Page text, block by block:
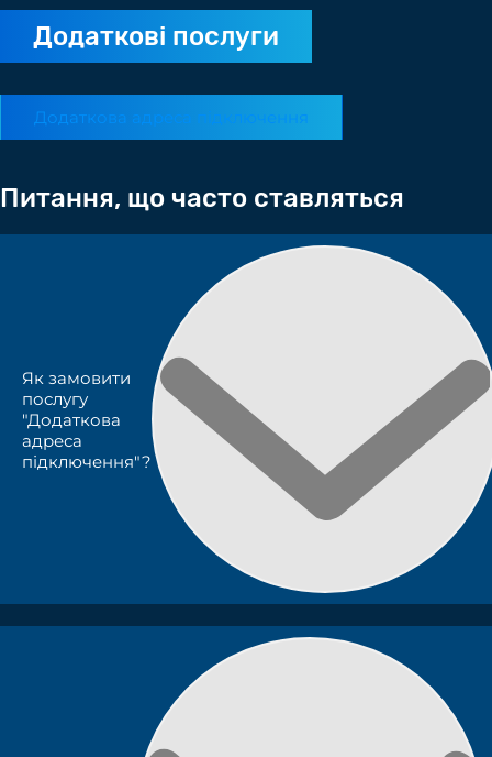
Додаткові послуги
Додаткова адреса підключення
Питання, що часто ставляться
Як замовити
послугу
"Додаткова
адреса
підключення"?